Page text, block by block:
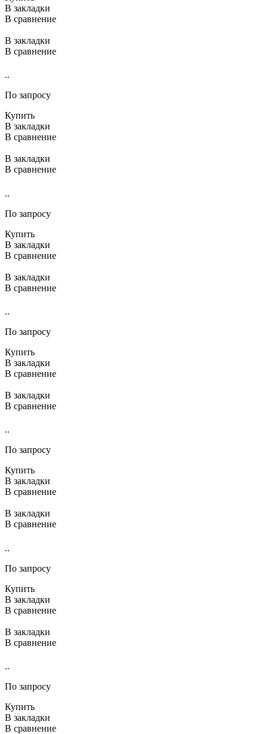
В закладки
В сравнение
В закладки
В сравнение
..
По запросу
Купить
В закладки
В сравнение
В закладки
В сравнение
..
По запросу
Купить
В закладки
В сравнение
В закладки
В сравнение
..
По запросу
Купить
В закладки
В сравнение
В закладки
В сравнение
..
По запросу
Купить
В закладки
В сравнение
В закладки
В сравнение
..
По запросу
Купить
В закладки
В сравнение
В закладки
В сравнение
..
По запросу
Купить
В закладки
В сравнение